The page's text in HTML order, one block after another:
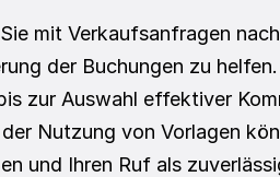
mit Verkaufsanfragen
der Buchungen zu
zur Auswahl effektiver
Nutzung von Vorlagen
und Ihren Ruf als